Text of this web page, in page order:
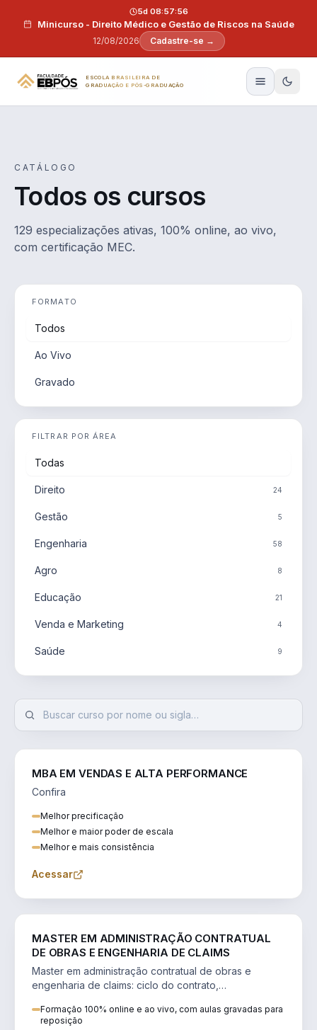
Minicurso - Direito Médico e Gestão de Riscos na Saúde
12/08/2026
5d 08:57:55
Cadastre-se →
ESCOLA BRASILEIRA DE
GRADUAÇÃO E PÓS-GRADUAÇÃO
CATÁLOGO
Todos os cursos
129 especializações ativas, 100% online, ao vivo,
com certificação MEC.
FORMATO
Todos
Ao Vivo
Gravado
FILTRAR POR ÁREA
Todas
Direito 24
Gestão 5
Engenharia 58
Agro 8
Educação 21
Venda e Marketing 4
Saúde 9
MBA EM VENDAS E ALTA PERFORMANCE
Confira
Melhor precificação
Melhor e maior poder de escala
Melhor e mais consistência
Acessar
MASTER EM ADMINISTRAÇÃO CONTRATUAL
DE OBRAS E ENGENHARIA DE CLAIMS
Master em administração contratual de obras e
engenharia de claims: ciclo do contrato,
Formação 100% online e ao vivo, com aulas gravadas para
reposição